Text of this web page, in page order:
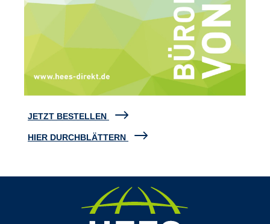
JETZT BESTELLEN
HIER DURCHBLÄTTERN